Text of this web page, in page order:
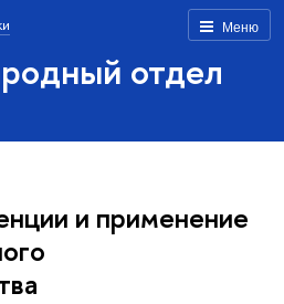
Меню
отдел
и применение